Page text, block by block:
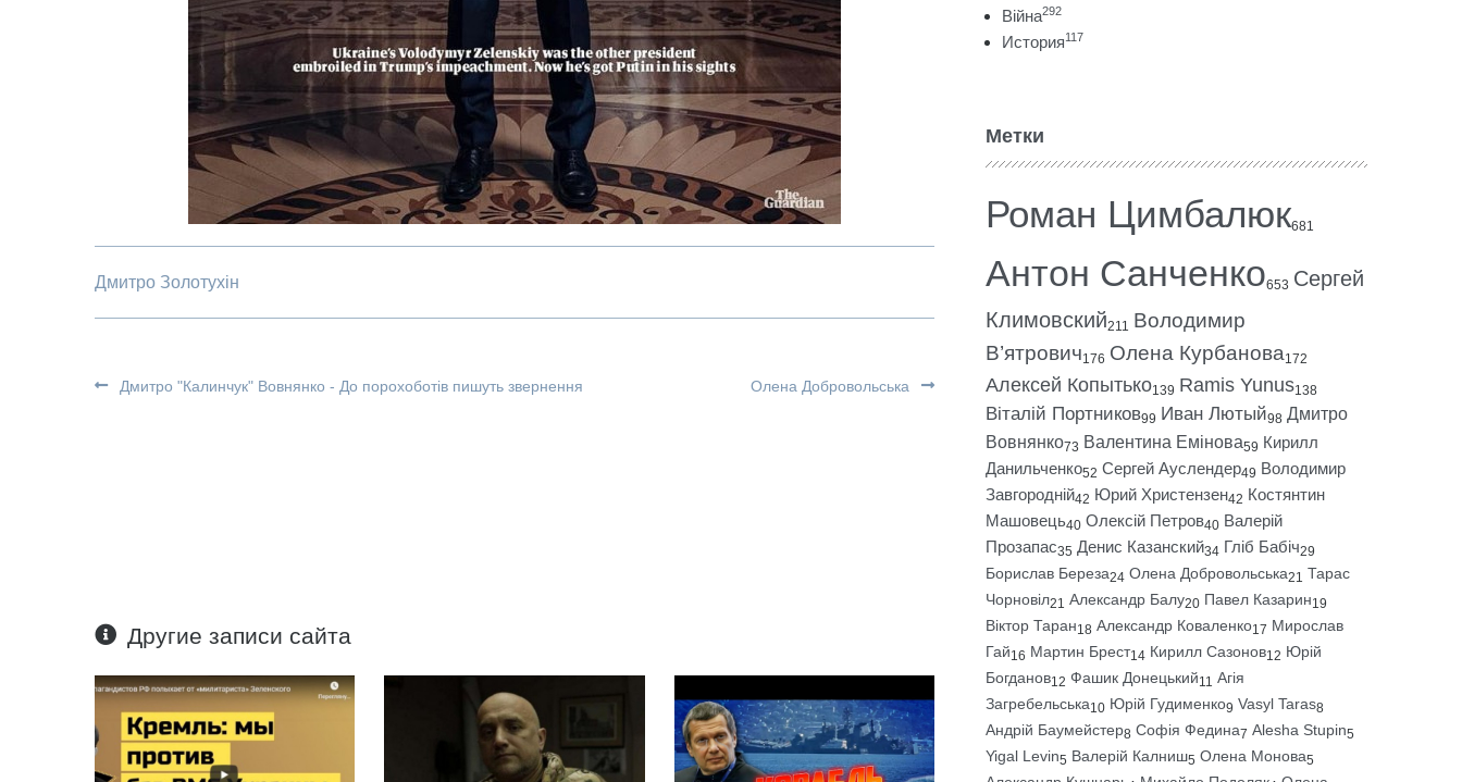
Дмитро Золотухін
Дмитро "Калинчук" Вовнянко - До порохоботів пишуть звернення Олена Добровольська
Другие записи сайта
Війна292
История117
Метки
Роман Цимбалюк681
Антон Санченко653 Сергей
Климовский211 Володимир
В’ятрович176 Олена Курбанова172
Алексей Копытько139 Ramis Yunus138
Віталій Портников99 Иван Лютый98 Дмитро
Вовнянко73 Валентина Емінова59 Кирилл
Данильченко52 Сергей Ауслендер49 Володимир
Завгородній42 Юрий Христензен42 Костянтин
Машовець40 Олексій Петров40 Валерій
Прозапас35 Денис Казанский34 Гліб Бабіч29
Борислав Береза24 Олена Добровольська21 Тарас
Чорновіл21 Александр Балу20 Павел Казарин19
Віктор Таран18 Александр Коваленко17 Мирослав
Гай16 Мартин Брест14 Кирилл Сазонов12 Юрій
Богданов12 Фашик Донецький11 Агія
Загребельська10 Юрій Гудименко9 Vasyl Taras8
Андрій Баумейстер8 Софія Федина7 Alesha Stupin5
Yigal Levin5 Валерій Калниш5 Олена Монова5